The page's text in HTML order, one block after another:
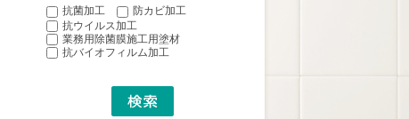
抗菌加工
防カビ加工
抗ウイルス加工
業務用除菌膜施工用塗材
抗バイオフィルム加工